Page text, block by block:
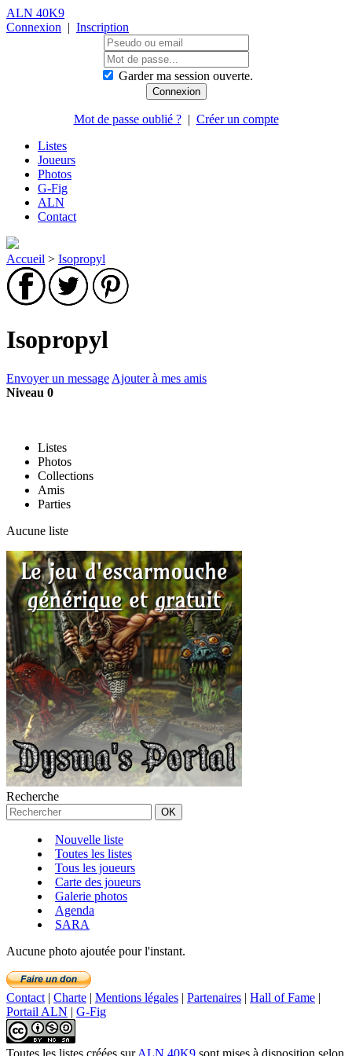
ALN 40K9
Connexion | Inscription
Garder ma session ouverte.
Mot de passe oublié ?| Créer un compte
Listes
Joueurs
Photos
G-Fig
ALN
Contact
Accueil > Isopropyl
Isopropyl
Envoyer un message Ajouter à mes amis
Niveau 0
Listes
Photos
Collections
Amis
Parties
Aucune liste
Recherche
Nouvelle liste
Toutes les listes
Tous les joueurs
Carte des joueurs
Galerie photos
Agenda
SARA
Aucune photo ajoutée pour l'instant.
Contact | Charte | Mentions légales | Partenaires | Hall of Fame |
Portail ALN | G-Fig
Toutes les listes créées sur ALN 40K9 sont mises à disposition selon